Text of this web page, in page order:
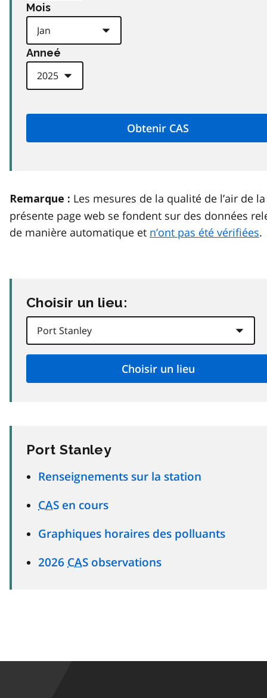
Mois
Anneé
Remarque : Les mesures de la qualité de l’air de la
présente page web se fondent sur des données
de manière automatique et n’ont pas été vérifiées.
Choisir un lieu:
Port Stanley
Renseignements sur la station
CAS en cours
Graphiques horaires des polluants
2026 CAS observations